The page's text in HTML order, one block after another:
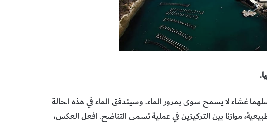
غشاء لا يسمح سوى بمرور الماء. وسيتدفق الماء في هذه الحالة
موازنا بين التركيزين في عملية تسمى التناضح. افعل العكس،